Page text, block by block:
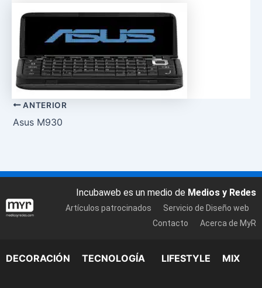
ANTERIOR
Asus M930
Incubaweb es un medio de Medios y Redes
Artículos patrocinados
Servicio de Diseño web
Contacto
Acerca de MyR
DECORACIÓN TECNOLOGÍA LIFESTYLE MIX